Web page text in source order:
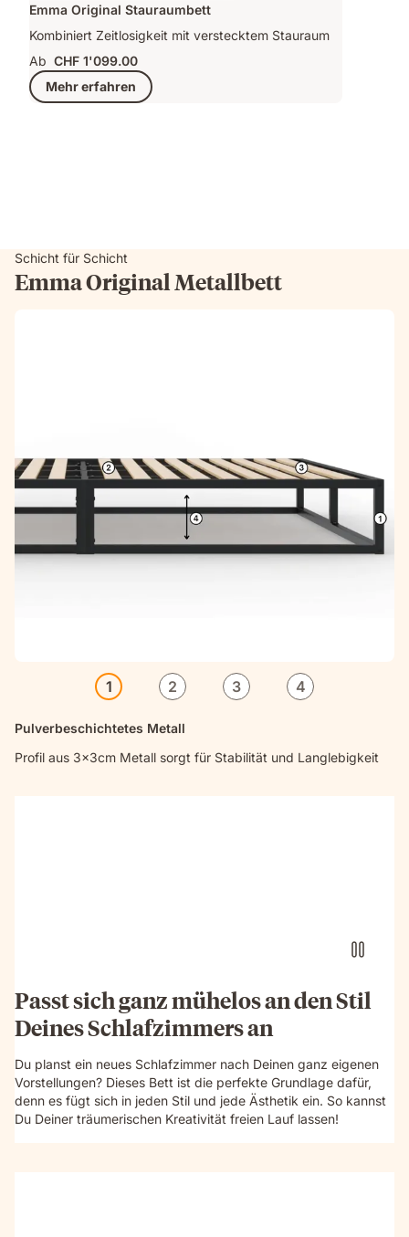
Emma Original Stauraumbett
Kombiniert Zeitlosigkeit mit verstecktem Stauraum
Ab CHF 1'099.00
Mehr erfahren
Schicht für Schicht
Emma Original Metallbett
1 2 3 4
Pulverbeschichtetes Metall
Profil aus 3x3cm Metall sorgt für Stabilität und Langlebigkeit
Passt sich ganz mühelos an den Stil
Deines Schlafzimmers an
Du planst ein neues Schlafzimmer nach Deinen ganz eigenen
Vorstellungen? Dieses Bett ist die perfekte Grundlage dafür,
denn es fügt sich in jeden Stil und jede Ästhetik ein. So kannst
Du Deiner träumerischen Kreativität freien Lauf lassen!